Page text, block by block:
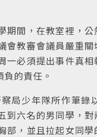
期間，在教室裡，
會教審會議員嚴重
一必須提出事件真
的責任。
局少年隊所作筆錄
到六名的男同學，
部，並且拉起女同